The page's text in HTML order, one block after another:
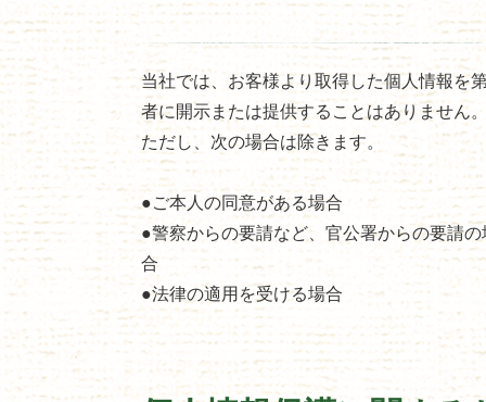
当社では、お客様より取得した個人情報を
者に開示または提供することはありません
ただし、次の場合は除きます。
●ご本人の同意がある場合
●警察からの要請など、官公署からの要請の
合
●法律の適用を受ける場合